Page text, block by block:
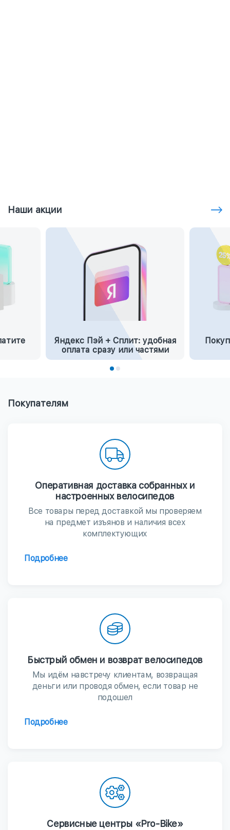
Наши акции
Яндекс Пэй + Сплит: удобная
оплата сразу или частями
Покупателям
Оперативная доставка собранных и
настроенных велосипедов
Все товары перед доставкой мы проверяем
на предмет изъянов и наличия всех
комплектующих
Подробнее
Быстрый обмен и возврат велосипедов
Мы идём навстречу клиентам, возвращая
деньги или проводя обмен, если товар не
подошел
Подробнее
Сервисные центры «Pro-Bike»